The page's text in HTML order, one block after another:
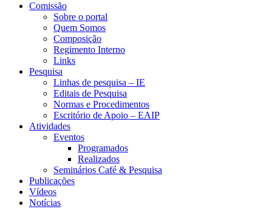
Comissão
Sobre o portal
Quem Somos
Composição
Regimento Interno
Links
Pesquisa
Linhas de pesquisa – IE
Editais de Pesquisa
Normas e Procedimentos
Escritório de Apoio – EAIP
Atividades
Eventos
Programados
Realizados
Seminários Café & Pesquisa
Publicações
Vídeos
Notícias